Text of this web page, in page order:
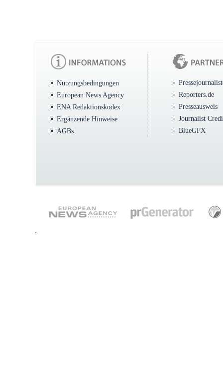
Nutzungsbedingungen
European News Agency
ENA Redaktionskodex
Ergänzende Hinweise
AGBs
Reporters.de
Presseausweis
Journalist
BlueGFX
.